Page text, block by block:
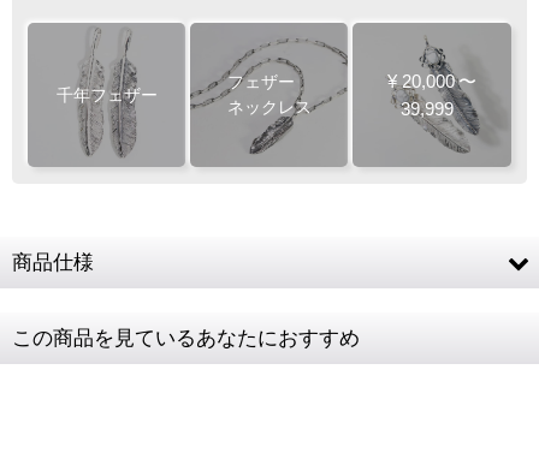
千年フェザー
フェザー
ネックレス
¥ 20,000 〜
39,999
商品仕様
フェザー 約60 × 12mm
この商品を見ているあなたにおすすめ